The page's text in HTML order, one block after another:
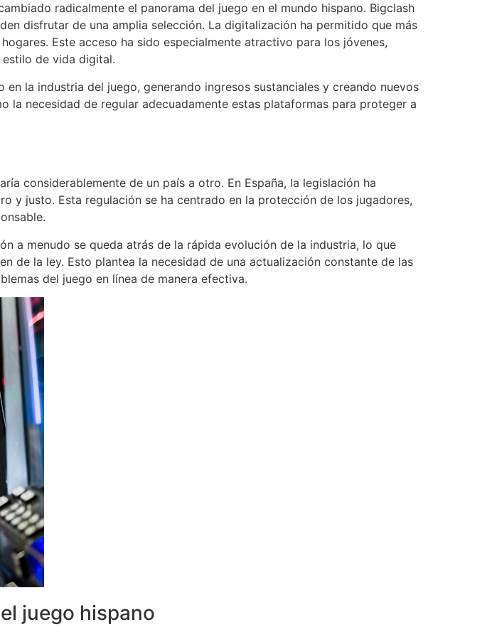
radicalmente el panorama del juego en el mundo hispano. Bigclash
disfrutar de una amplia selección. La digitalización ha permitido que más
Este acceso ha sido especialmente atractivo para los jóvenes,
estilo de vida digital.
la industria del juego, generando ingresos sustanciales y creando nuevos
necesidad de regular adecuadamente estas plataformas para proteger a
considerablemente de un país a otro. En España, la legislación ha
y justo. Esta regulación se ha centrado en la protección de los jugadores,
a menudo se queda atrás de la rápida evolución de la industria, lo que
de la ley. Esto plantea la necesidad de una actualización constante de las
del juego en línea de manera efectiva.
juego hispano